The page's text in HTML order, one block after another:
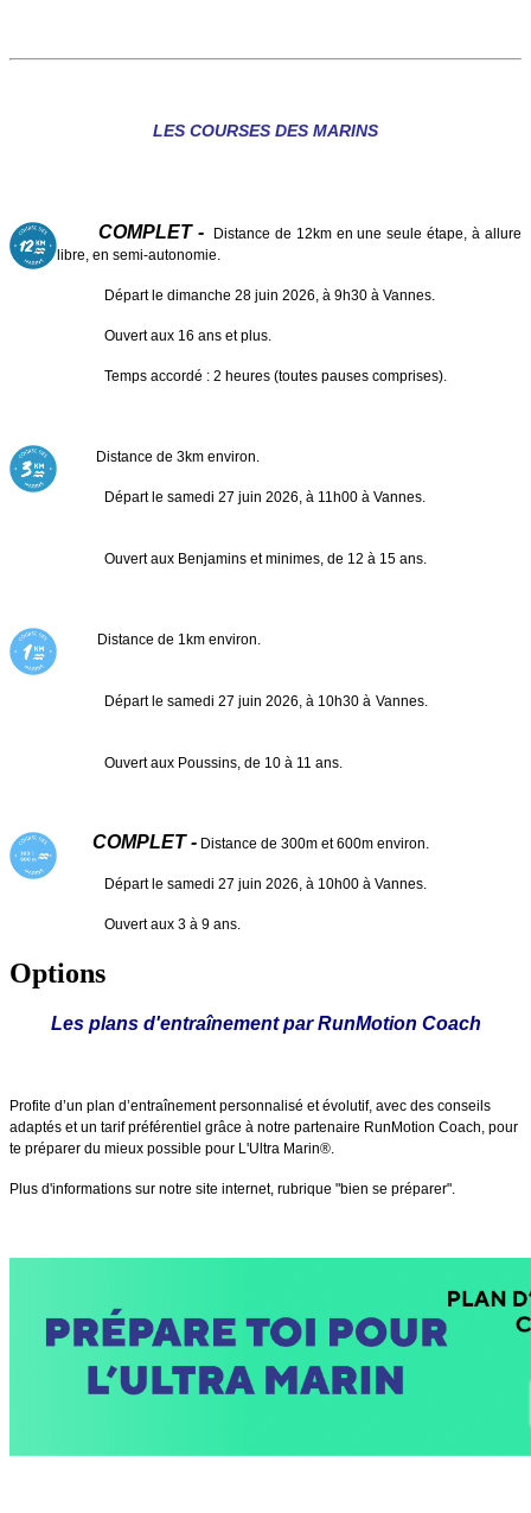
LES COURSES DES MARINS
COMPLET -
Distance de 12km en une seule étape, à allure
libre, en semi-autonomie.
Départ le dimanche 28 juin 2026, à 9h30 à Vannes.
Ouvert aux 16 ans et plus.
Temps accordé : 2 heures (toutes pauses comprises).
Distance de 3km environ.
Départ le samedi 27 juin 2026, à 11h00 à Vannes.
Ouvert aux Benjamins et minimes, de 12 à 15 ans.
Distance de 1km environ.
Départ le samedi 27 juin 2026, à 10h30 à Vannes.
Ouvert aux Poussins, de 10 à 11 ans.
COMPLET - Distance de 300m et 600m environ.
Départ le samedi 27 juin 2026, à 10h00 à Vannes.
Ouvert aux 3 à 9 ans.
Options
Les plans d'entraînement par RunMotion Coach
Profite d’un plan d’entraînement personnalisé et évolutif, avec des conseils
adaptés et un tarif préférentiel grâce à notre partenaire RunMotion Coach, pour
te préparer du mieux possible pour L'Ultra Marin®.
Plus d'informations sur notre site internet, rubrique "bien se préparer".